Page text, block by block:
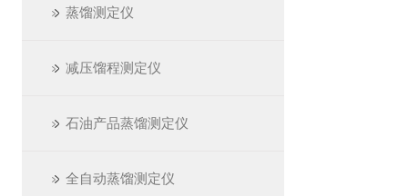
蒸馏测定仪
减压馏程测定仪
石油产品蒸馏测定仪
全自动蒸馏测定仪